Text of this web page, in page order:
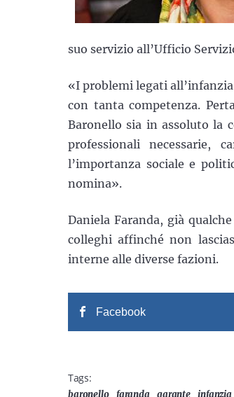
suo servizio all’Ufficio
«I problemi legati
con tanta competenza.
Baronello sia in assoluto la
professionali necessarie,
l’importanza sociale e
nomina».
Daniela Faranda, già
colleghi affinché non
interne alle diverse fazioni.
Facebook
Tags:
baronello faranda garante infanzia